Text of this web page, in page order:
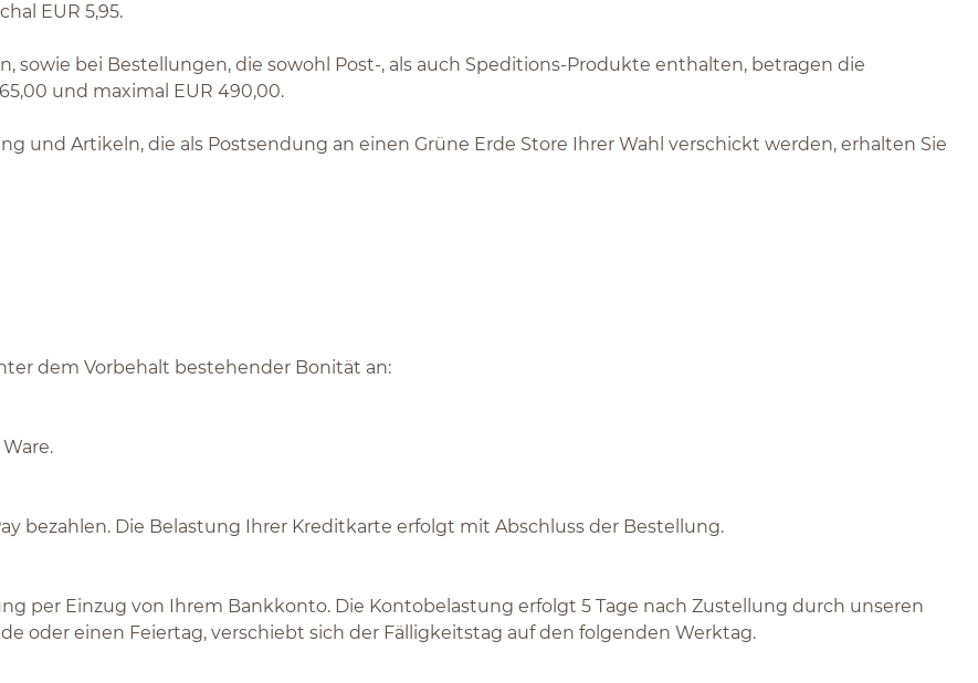
EUR 5,95.
sowie bei Bestellungen, die sowohl Post-, als auch Speditions-Produkte enthalten, betragen die
und maximal EUR 490,00.
und Artikeln, die als Postsendung an einen Grüne Erde Store Ihrer Wahl verschickt werden, erhalten Sie
dem Vorbehalt bestehender Bonität an:
bezahlen. Die Belastung Ihrer Kreditkarte erfolgt mit Abschluss der Bestellung.
per Einzug von Ihrem Bankkonto. Die Kontobelastung erfolgt 5 Tage nach Zustellung durch unseren
oder einen Feiertag, verschiebt sich der Fälligkeitstag auf den folgenden Werktag.